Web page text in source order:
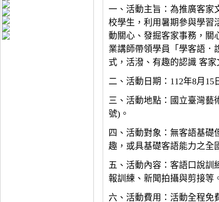
一、活動主旨：為推廣客家
校學生，利用暑期參與學習
動關心、發掘客家事務，關
業講師帶領學員「學客語．
式，活潑、有趣的認識 客家
二、活動日期：112年8月
三、活動地點：國立臺灣藝
號)。
四、活動對象：無客語基礎
趣，或具基礎客語能力之全
五、活動內容：客語口說訓
報訓練、新聞拍攝與剪接等
六、活動費用：活動全程免